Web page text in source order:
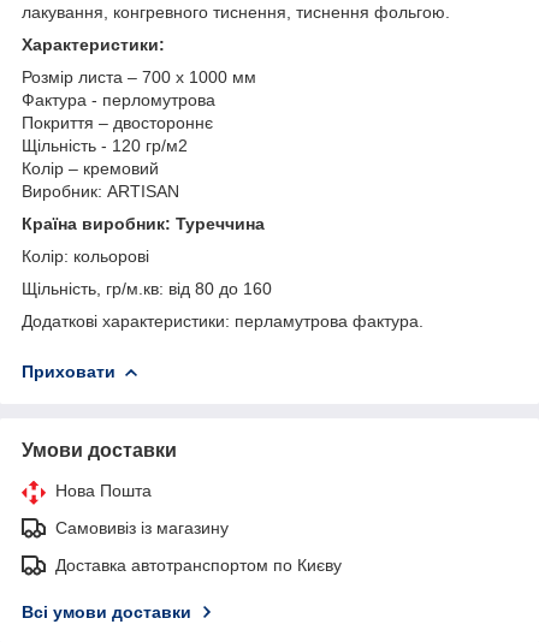
лакування, конгревного тиснення, тиснення фольгою.
Характеристики:
Розмір листа – 700 х 1000 мм
Фактура - перломутрова
Покриття – двостороннє
Щільність - 120 гр/м2
Колір – кремовий
Виробник: ARTISAN
Країна виробник: Туреччина
Колір: кольорові
Щільність, гр/м.кв: від 80 до 160
Додаткові характеристики: перламутрова фактура.
Приховати
Умови доставки
Нова Пошта
Самовивіз із магазину
Доставка автотранспортом по Києву
Всі умови доставки